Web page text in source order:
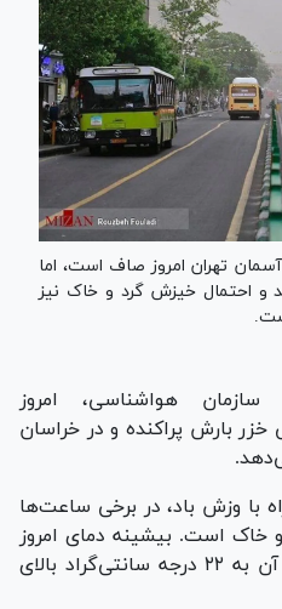
تهران امروز صاف است، اما
و احتمال خیزش گرد و خاک نیز
هواشناسی، امروز
بارش پراکنده و در خراسان
با وزش باد، در برخی ساعت‌ها
خاک است. بیشینه دمای امروز
پایتخت به ۳۱ و کمینه دمای آن به ۲۲ درجه سانتی‌گراد بالای